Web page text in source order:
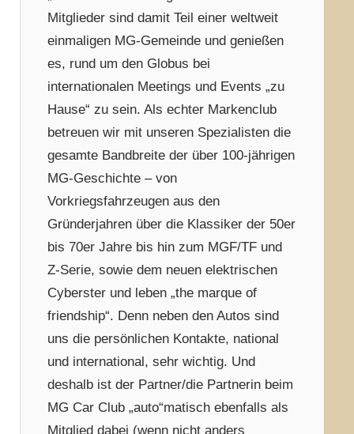
Mitglieder sind damit Teil einer weltweit
einmaligen MG-Gemeinde und genießen
es, rund um den Globus bei
internationalen Meetings und Events „zu
Hause“ zu sein. Als echter Markenclub
betreuen wir mit unseren Spezialisten die
gesamte Bandbreite der über 100-jährigen
MG-Geschichte – von
Vorkriegsfahrzeugen aus den
Gründerjahren über die Klassiker der 50er
bis 70er Jahre bis hin zum MGF/TF und
Z-Serie, sowie dem neuen elektrischen
Cyberster und leben „the marque of
friendship“. Denn neben den Autos sind
uns die persönlichen Kontakte, national
und international, sehr wichtig. Und
deshalb ist der Partner/die Partnerin beim
MG Car Club „auto“matisch ebenfalls als
Mitglied dabei (wenn nicht anders